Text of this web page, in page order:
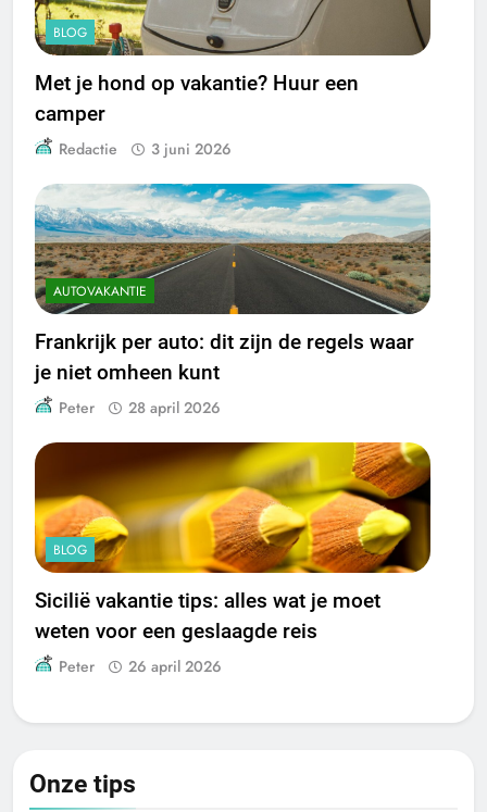
BLOG
Met je hond op vakantie? Huur een
camper
Redactie 3 juni 2026
AUTOVAKANTIE
Frankrijk per auto: dit zijn de regels waar
je niet omheen kunt
Peter 28 april 2026
BLOG
Sicilië vakantie tips: alles wat je moet
weten voor een geslaagde reis
Peter 26 april 2026
Onze tips